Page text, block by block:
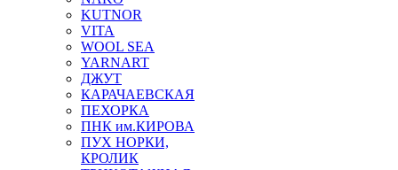
KUTNOR
VITA
WOOL SEA
YARNART
ДЖУТ
КАРАЧАЕВСКАЯ
ПЕХОРКА
ПНК им.КИРОВА
ПУХ НОРКИ,
КРОЛИК